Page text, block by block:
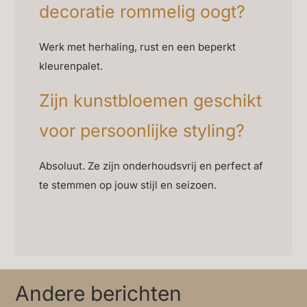
decoratie rommelig oogt?
Werk met herhaling, rust en een beperkt
kleurenpalet.
Zijn kunstbloemen geschikt
voor persoonlijke styling?
Absoluut. Ze zijn onderhoudsvrij en perfect af
te stemmen op jouw stijl en seizoen.
Andere berichten